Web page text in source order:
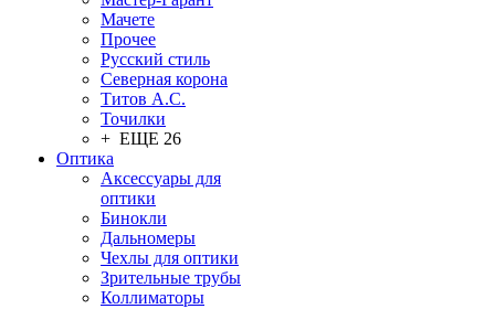
Мачете
Прочее
Русский стиль
Северная корона
Титов А.С.
Точилки
+ ЕЩЕ 26
Оптика
Аксессуары для
оптики
Бинокли
Дальномеры
Чехлы для оптики
Зрительные трубы
Коллиматоры